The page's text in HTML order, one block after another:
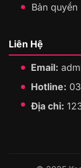
Bản quyền
Liên Hệ
Email:
Hotline:
Địa chỉ: